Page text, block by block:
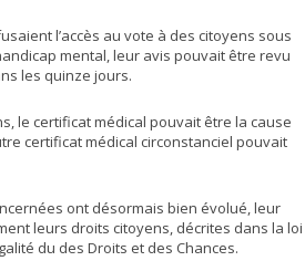
l’accès au vote à des citoyens sous
mental, leur avis pouvait être revu
les quinze jours.
le certificat médical pouvait être la cause
certificat médical circonstanciel pouvait
ont désormais bien évolué, leur
leurs droits citoyens, décrites dans la loi
du des Droits et des Chances.